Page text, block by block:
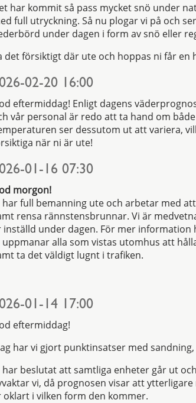
har kommit så pass mycket snö under
full utryckning. Så nu plogar vi på och
under dagen i form av snö eller
det försiktigt där ute och hoppas ni får en
02-20 16:00
eftermiddag! Enligt dagens
vår personal är redo att ta hand om
ser dessutom ut att variera,
när ni är ute!
01-16 07:30
morgon!
har full bemanning ute och arbetar med
rensa rännstensbrunnar. Vi är
inställd under dagen. För mer information
uppmanar alla som vistas utomhus att
ta det väldigt lugnt i trafiken.
01-14 17:00
eftermiddag!
har vi gjort punktinsatser med
har beslutat att samtliga enheter går ut
vi, då prognosen visar att
oklart i vilken form den kommer.